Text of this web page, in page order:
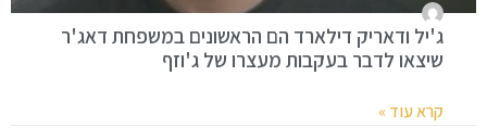
ג'יל ודאריק דילארד הם הראשונים במשפחת דאג'ר
שיצאו לדבר בעקבות מעצרו של ג'וזף
קרא עוד »